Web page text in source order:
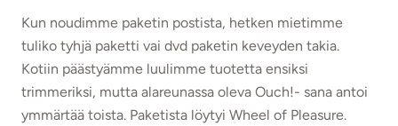
Kun noudimme paketin postista, hetken mietimme
tuliko tyhjä paketti vai dvd paketin keveyden takia.
Kotiin päästyämme luulimme tuotetta ensiksi
trimmeriksi, mutta alareunassa oleva Ouch!- sana antoi
ymmärtää toista. Paketista löytyi Wheel of Pleasure.